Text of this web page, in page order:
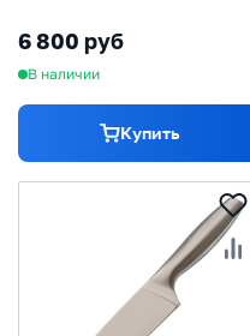
древесина
6 800 руб
В наличии
Купить